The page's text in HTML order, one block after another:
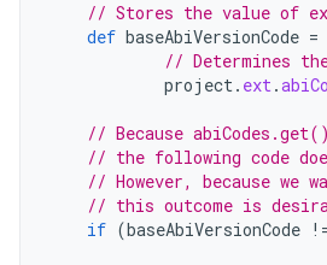
// Stores the value of
def baseAbiVersionCode =
// Determines
project. ext.
// Because
// the following code
// However, because we
// this outcome is
if (baseAbiVersionCode